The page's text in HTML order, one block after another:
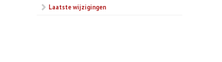
Laatste wijzigingen